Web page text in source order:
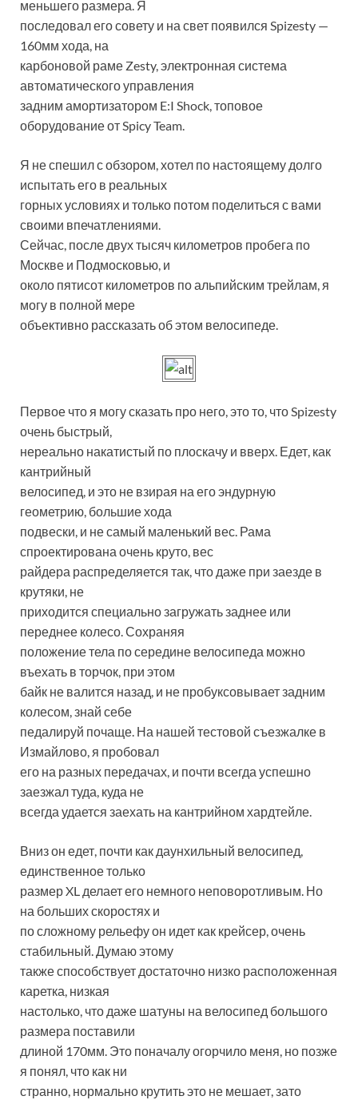
меньшего размера. Я
последовал его совету и на свет появился Spizesty —
160мм хода, на
карбоновой раме Zesty, электронная система
автоматического управления
задним амортизатором E:I Shock, топовое
оборудование от Spicy Team.
Я не спешил с обзором, хотел по настоящему долго
испытать его в реальных
горных условиях и только потом поделиться с вами
своими впечатлениями.
Сейчас, после двух тысяч километров пробега по
Москве и Подмосковью, и
около пятисот километров по альпийским трейлам, я
могу в полной мере
объективно рассказать об этом велосипеде.
Первое что я могу сказать про него, это то, что Spizesty
очень быстрый,
нереально накатистый по плоскачу и вверх. Едет, как
кантрийный
велосипед, и это не взирая на его эндурную
геометрию, большие хода
подвески, и не самый маленький вес. Рама
спроектирована очень круто, вес
райдера распределяется так, что даже при заезде в
крутяки, не
приходится специально загружать заднее или
переднее колесо. Сохраняя
положение тела по середине велосипеда можно
въехать в торчок, при этом
байк не валится назад, и не пробуксовывает задним
колесом, знай себе
педалируй почаще. На нашей тестовой съезжалке в
Измайлово, я пробовал
его на разных передачах, и почти всегда успешно
заезжал туда, куда не
всегда удается заехать на кантрийном хардтейле.
Вниз он едет, почти как даунхильный велосипед,
единственное только
размер XL делает его немного неповоротливым. Но
на больших скоростях и
по сложному рельефу он идет как крейсер, очень
стабильный. Думаю этому
также способствует достаточно низко расположенная
каретка, низкая
настолько, что даже шатуны на велосипед большого
размера поставили
длиной 170мм. Это поначалу огорчило меня, но позже
я понял, что как ни
странно, нормально крутить это не мешает, зато